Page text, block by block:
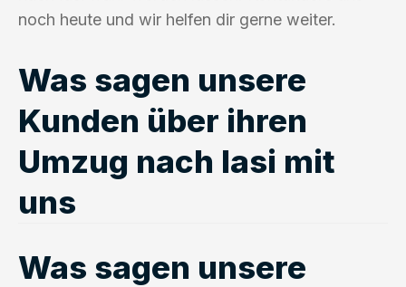
noch heute und wir helfen dir gerne weiter.
Was sagen unsere
Kunden über ihren
Umzug nach Iasi mit
uns
Was sagen unsere